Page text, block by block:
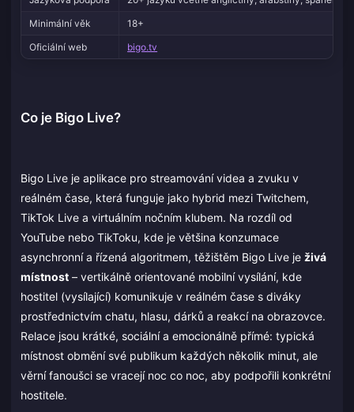
Minimální věk
18+
Oficiální web
bigo.tv
Co je Bigo Live?
Bigo Live je aplikace pro streamování videa a zvuku v
reálném čase, která funguje jako hybrid mezi Twitchem,
TikTok Live a virtuálním nočním klubem. Na rozdíl od
YouTube nebo TikToku, kde je většina konzumace
asynchronní a řízená algoritmem, těžištěm Bigo Live je živá
místnost – vertikálně orientované mobilní vysílání, kde
hostitel (vysílající) komunikuje v reálném čase s diváky
prostřednictvím chatu, hlasu, dárků a reakcí na obrazovce.
Relace jsou krátké, sociální a emocionálně přímé: typická
místnost obmění své publikum každých několik minut, ale
věrní fanoušci se vracejí noc co noc, aby podpořili konkrétní
hostitele.